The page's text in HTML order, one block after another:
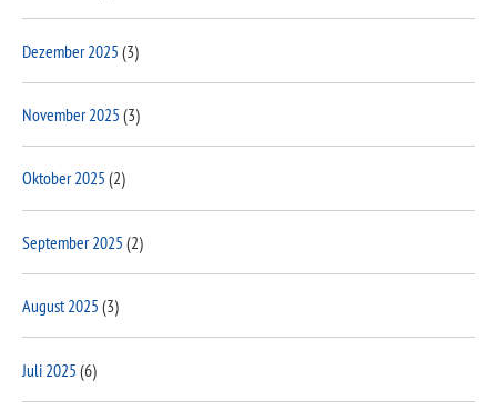
Dezember 2025 (3)
November 2025 (3)
Oktober 2025 (2)
September 2025 (2)
August 2025 (3)
Juli 2025 (6)